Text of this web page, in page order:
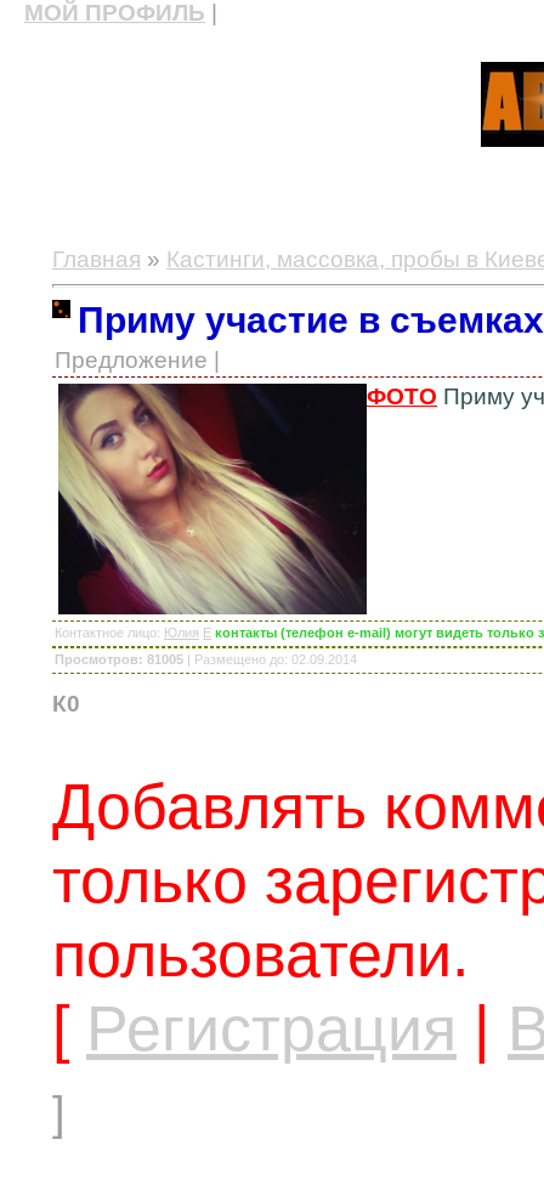
МОЙ ПРОФИЛЬ
Главная » Кастинги, массовка, пробы в
Приму участие в
Предложение |
ФОТО Приму
Контактное лицо: Юлия E контакты (телефон e-mail) могут видеть только
Просмотров: 81005 | Размещено до: 02.09.2014
К0
Добавлять
только
пользователи.
[ Регистрация |
]